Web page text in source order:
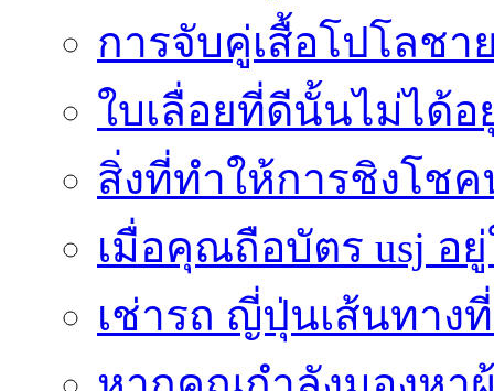
การจับคู่เสื้อโปโลชา
ใบเลื่อยที่ดีนั้นไม่ได้
สิ่งที่ทำให้การชิงโช
เมื่อคุณถือบัตร usj อ
เช่ารถ ญี่ปุ่นเส้นทาง